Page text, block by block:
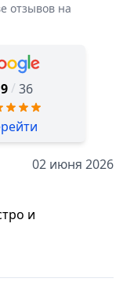
отзывов на
/ 36
02 июня 2026
и